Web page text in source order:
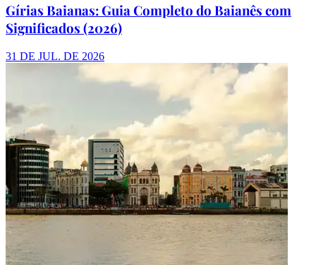
Gírias Baianas: Guia Completo do Baianês com
Significados (2026)
31 DE JUL. DE 2026